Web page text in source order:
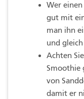
Wer
gut mit
man ihn
und gleich
Achten
Smoothie
von
damit er